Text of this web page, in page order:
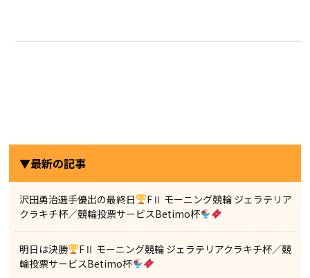
▼最新の記事
沢田勇治選手優出の最終日
FⅡ モーニング競輪 ジェラテリア
クラキチ杯／競輪投票サービスBetimo杯
明日は決勝
FⅡ モーニング競輪 ジェラテリアクラキチ杯／競
輪投票サービスBetimo杯